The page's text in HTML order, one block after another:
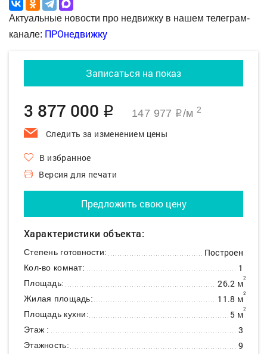
Актуальные новости про недвижку в нашем телеграм-
канале: ПРОнедвижку
Записаться на показ
3 877 000 q 147 977 q/м 2
Следить за изменением цены
В избранное
Версия для печати
Предложить свою цену
Характеристики объекта:
Степень готовности: Построен
Кол-во комнат: 1
Площадь: 26.2 м2
Жилая площадь: 11.8 м2
Площадь кухни: 5 м2
Этаж : 3
Этажность: 9